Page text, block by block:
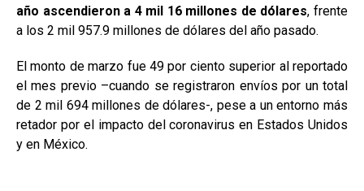
año ascendieron a 4 mil 16 millones de dólares, frente
a los 2 mil 957.9 millones de dólares del año pasado.
El monto de marzo fue 49 por ciento superior al reportado
el mes previo –cuando se registraron envíos por un total
de 2 mil 694 millones de dólares-, pese a un entorno más
retador por el impacto del coronavirus en Estados Unidos
y en México.